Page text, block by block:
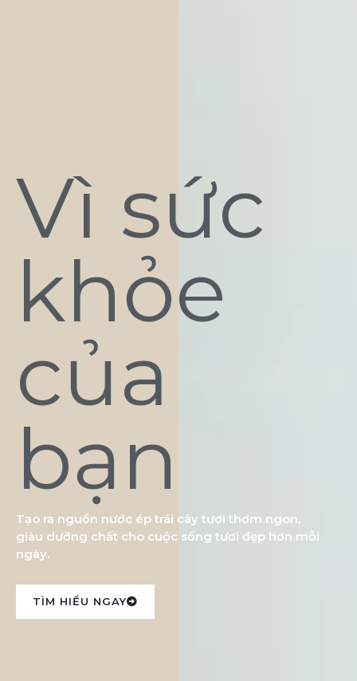
Vì sức
khỏe
của
bạn
Tạo ra nguồn nước ép trái cây tươi thơm ngon,
giàu dưỡng chất cho cuộc sống tươi đẹp hơn mỗi
ngày.
TÌM HIỂU NGAY